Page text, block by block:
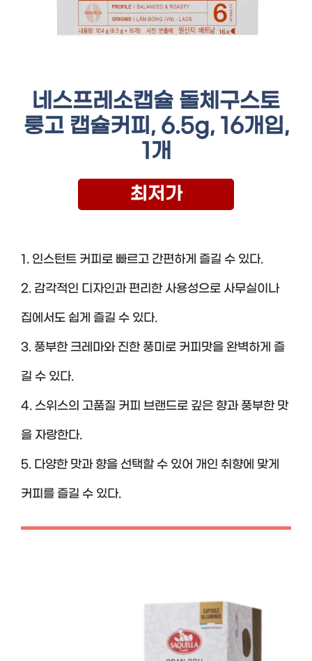
네스프레소캡슐 돌체구스토
룽고 캡슐커피, 6.5g, 16개입,
1개
최저가
1. 인스턴트 커피로 빠르고 간편하게 즐길 수 있다.
2. 감각적인 디자인과 편리한 사용성으로 사무실이나
집에서도 쉽게 즐길 수 있다.
3. 풍부한 크레마와 진한 풍미로 커피맛을 완벽하게 즐
길 수 있다.
4. 스위스의 고품질 커피 브랜드로 깊은 향과 풍부한 맛
을 자랑한다.
5. 다양한 맛과 향을 선택할 수 있어 개인 취향에 맞게
커피를 즐길 수 있다.